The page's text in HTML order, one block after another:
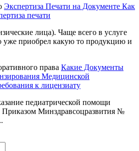
Экспертиза Печати на Документе Как
печати
лица). Чаще всего в услуге
уже приобрел какую то продукцию и
Какие Документы
Медицинской
к лицензиату
педиатрической помощи
Приказом Минздравсоцразвития №